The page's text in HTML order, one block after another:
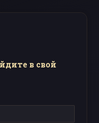
в свой